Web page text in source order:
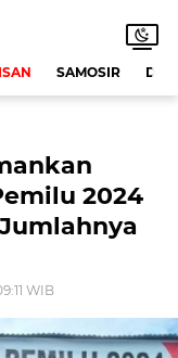
SAMOSIR
2024
WIB